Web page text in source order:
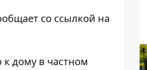
со ссылкой на
к дому в частном